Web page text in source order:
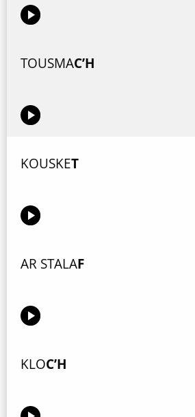
TOUSMAC’H
KOUSKET
AR STALAF
KLOC’H